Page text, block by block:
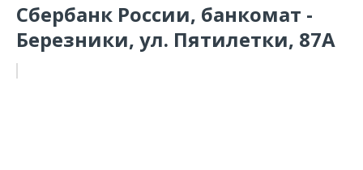
Сбербанк России, банкомат -
Березники, ул. Пятилетки, 87А